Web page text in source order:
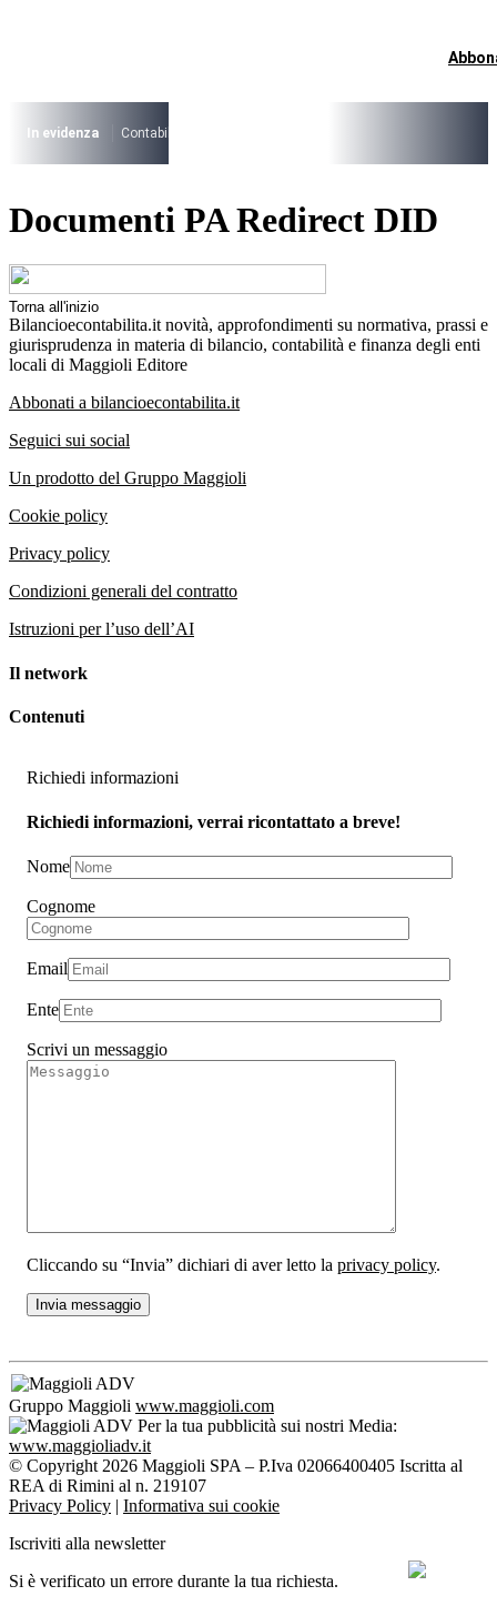
I più cercati
Lorem ipsum dolor sit amet consectetur
Lorem ipsum dolor sit amet consectetur
In evidenza Contabilità Accrual
Lorem ipsum dolor sit amet consectetur
Documenti PA Redirect DID
Torna all'inizio
Bilancioecontabilita.it novità, approfondimenti su normativa, prassi e
giurisprudenza in materia di bilancio, contabilità e finanza degli enti
locali di Maggioli Editore
Abbonati a bilancioecontabilita.it
Seguici sui social
Un prodotto del Gruppo Maggioli
Cookie policy
Privacy policy
Condizioni generali del contratto
Istruzioni per l’uso dell’AI
Il network
Contenuti
Richiedi informazioni
Richiedi informazioni, verrai ricontattato a breve!
Nome
Cognome
Email
Ente
Scrivi un messaggio
Cliccando su “Invia” dichiari di aver letto la privacy policy.
Gruppo Maggioli www.maggioli.com
Per la tua pubblicità sui nostri Media:
www.maggioliadv.it
© Copyright 2026 Maggioli SPA – P.Iva 02066400405 Iscritta al
REA di Rimini al n. 219107
Privacy Policy | Informativa sui cookie
Iscriviti alla newsletter
Si è verificato un errore durante la tua richiesta.